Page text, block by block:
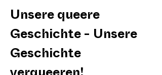
Unsere queere
Geschichte - Unsere
Geschichte